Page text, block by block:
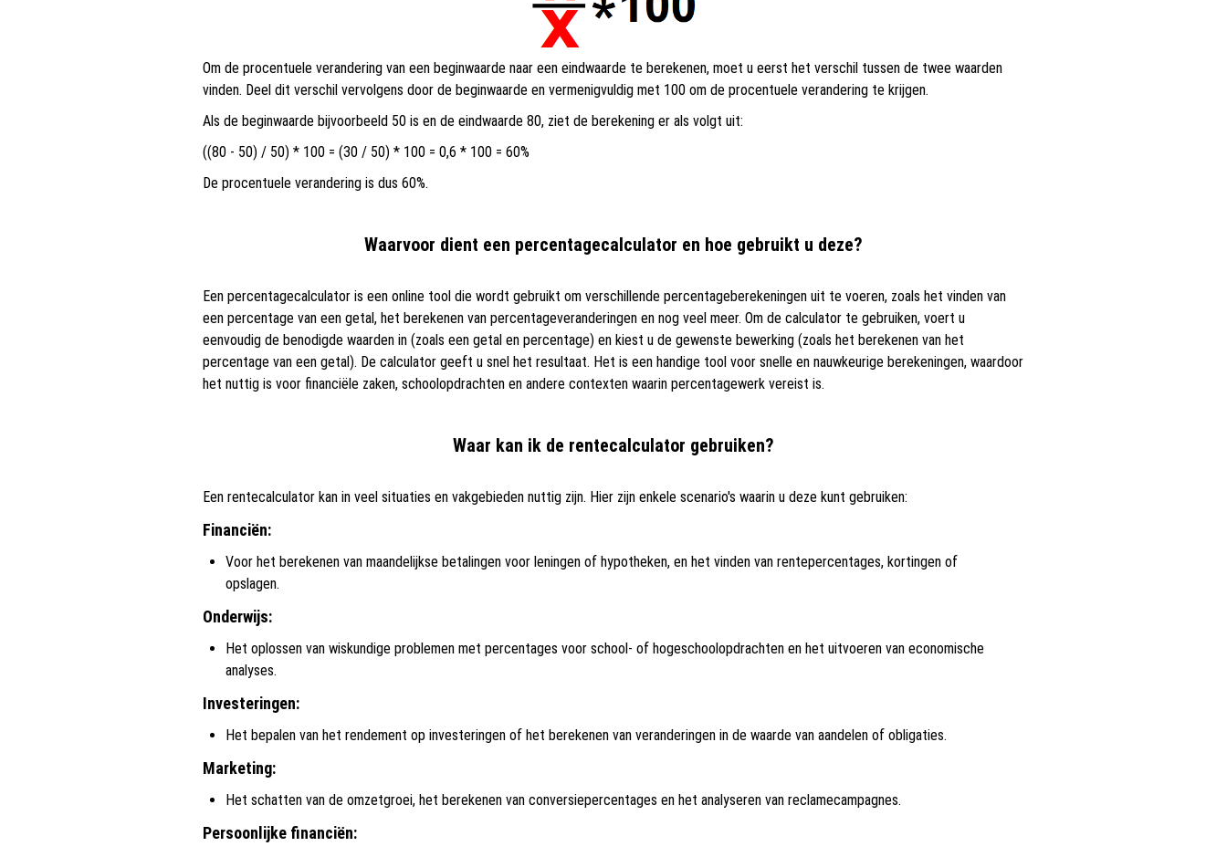
Om de procentuele verandering van een beginwaarde naar een eindwaarde te berekenen, moet u eerst het verschil tussen de twee waarden
vinden. Deel dit verschil vervolgens door de beginwaarde en vermenigvuldig met 100 om de procentuele verandering te krijgen.
Als de beginwaarde bijvoorbeeld 50 is en de eindwaarde 80, ziet de berekening er als volgt uit:
((80 - 50) / 50) * 100 = (30 / 50) * 100 = 0,6 * 100 = 60%
De procentuele verandering is dus 60%.
Waarvoor dient een percentagecalculator en hoe gebruikt u deze?
Een percentagecalculator is een online tool die wordt gebruikt om verschillende percentageberekeningen uit te voeren, zoals het vinden van
een percentage van een getal, het berekenen van percentageveranderingen en nog veel meer. Om de calculator te gebruiken, voert u
eenvoudig de benodigde waarden in (zoals een getal en percentage) en kiest u de gewenste bewerking (zoals het berekenen van het
percentage van een getal). De calculator geeft u snel het resultaat. Het is een handige tool voor snelle en nauwkeurige berekeningen, waardoor
het nuttig is voor financiële zaken, schoolopdrachten en andere contexten waarin percentagewerk vereist is.
Waar kan ik de rentecalculator gebruiken?
Een rentecalculator kan in veel situaties en vakgebieden nuttig zijn. Hier zijn enkele scenario's waarin u deze kunt gebruiken:
Financiën:
Voor het berekenen van maandelijkse betalingen voor leningen of hypotheken, en het vinden van rentepercentages, kortingen of
opslagen.
Onderwijs:
Het oplossen van wiskundige problemen met percentages voor school- of hogeschoolopdrachten en het uitvoeren van economische
analyses.
Investeringen:
Het bepalen van het rendement op investeringen of het berekenen van veranderingen in de waarde van aandelen of obligaties.
Marketing:
Het schatten van de omzetgroei, het berekenen van conversiepercentages en het analyseren van reclamecampagnes.
Persoonlijke financiën: